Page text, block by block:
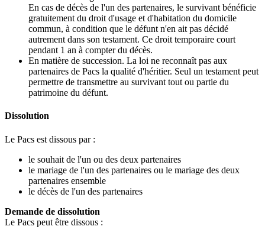
En cas de décès de l'un des partenaires, le survivant bénéficie
gratuitement du droit d'usage et d'habitation du domicile
commun, à condition que le défunt n'en ait pas décidé
autrement dans son testament. Ce droit temporaire court
pendant 1 an à compter du décès.
En matière de succession. La loi ne reconnaît pas aux
partenaires de Pacs la qualité d'héritier. Seul un testament peut
permettre de transmettre au survivant tout ou partie du
patrimoine du défunt.
Dissolution
Le Pacs est dissous par :
le souhait de l'un ou des deux partenaires
le mariage de l'un des partenaires ou le mariage des deux
partenaires ensemble
le décès de l'un des partenaires
Demande de dissolution
Le Pacs peut être dissous :